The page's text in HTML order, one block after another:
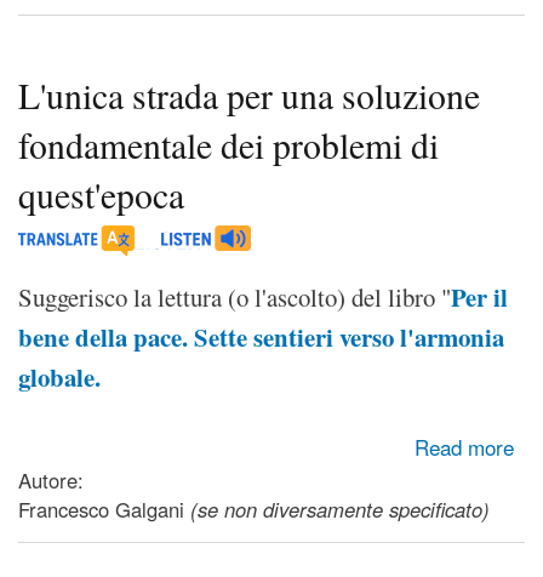
L'unica strada per una soluzione
fondamentale dei problemi di
quest'epoca
Suggerisco la lettura (o l'ascolto) del libro "Per il
bene della pace. Sette sentieri verso l'armonia
globale.
Read more
about L'unica strada per una soluzione fondamentale dei
Autore:
Francesco Galgani (se non diversamente specificato)